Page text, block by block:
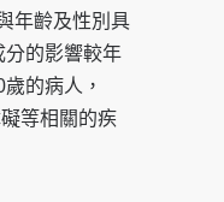
年齡及性別 具
分的影響較年
的病人，
等相關的疾